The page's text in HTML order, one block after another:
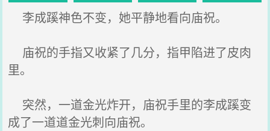
李成蹊神色不变，她平静地看向庙祝。
庙祝的手指又收紧了几分，指甲陷进了皮肉
里。
突然，一道金光炸开，庙祝手里的李成蹊变
成了一道道金光刺向庙祝。